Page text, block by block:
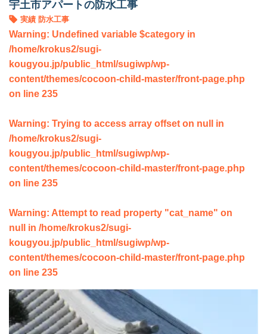
宇土市アパートの防水工事
実績 防水工事
Warning: Undefined variable $category in
/home/krokus2/sugi-
kougyou.jp/public_html/sugiwp/wp-
content/themes/cocoon-child-master/front-page.php
on line 235
Warning: Trying to access array offset on null in
/home/krokus2/sugi-
kougyou.jp/public_html/sugiwp/wp-
content/themes/cocoon-child-master/front-page.php
on line 235
Warning: Attempt to read property "cat_name" on
null in /home/krokus2/sugi-
kougyou.jp/public_html/sugiwp/wp-
content/themes/cocoon-child-master/front-page.php
on line 235